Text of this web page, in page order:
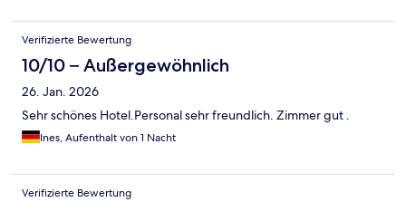
Verifizierte Bewertung
10/10 – Außergewöhnlich
26. Jan. 2026
Sehr schönes Hotel.Personal sehr freundlich. Zimmer gut .
Ines, Aufenthalt von 1 Nacht
Verifizierte Bewertung